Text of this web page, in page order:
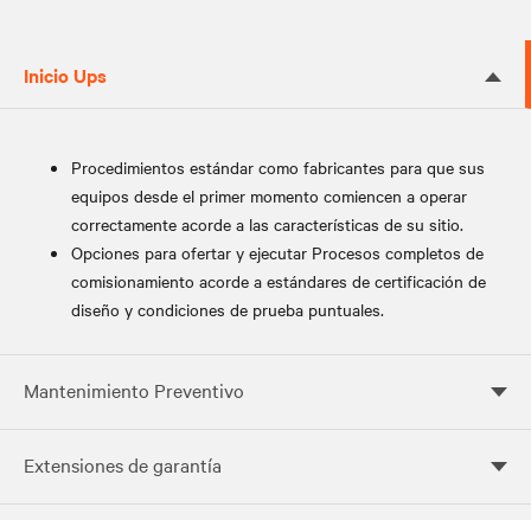
Inicio Ups
Procedimientos estándar como fabricantes para que sus
equipos desde el primer momento comiencen a operar
correctamente acorde a las características de su sitio.
Opciones para ofertar y ejecutar Procesos completos de
comisionamiento acorde a estándares de certificación de
diseño y condiciones de prueba puntuales.
Mantenimiento Preventivo
Extensiones de garantía